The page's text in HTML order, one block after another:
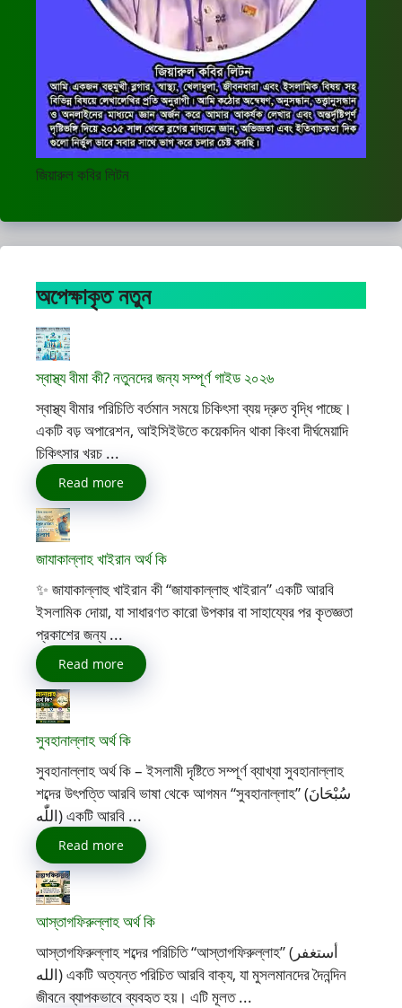
জিয়ারুল কবির লিটন
অপেক্ষাকৃত নতুন
স্বাস্থ্য বীমা কী? নতুনদের জন্য সম্পূর্ণ গাইড ২০২৬
স্বাস্থ্য বীমার পরিচিতি বর্তমান সময়ে চিকিৎসা ব্যয় দ্রুত বৃদ্ধি পাচ্ছে।
একটি বড় অপারেশন, আইসিইউতে কয়েকদিন থাকা কিংবা দীর্ঘমেয়াদি
চিকিৎসার খরচ ...
Read more
জাযাকাল্লাহ খাইরান অর্থ কি
✨ জাযাকাল্লাহু খাইরান কী “জাযাকাল্লাহু খাইরান” একটি আরবি
ইসলামিক দোয়া, যা সাধারণত কারো উপকার বা সাহায্যের পর কৃতজ্ঞতা
প্রকাশের জন্য ...
Read more
সুবহানাল্লাহ অর্থ কি
সুবহানাল্লাহ অর্থ কি – ইসলামী দৃষ্টিতে সম্পূর্ণ ব্যাখ্যা সুবহানাল্লাহ
শব্দের উৎপত্তি আরবি ভাষা থেকে আগমন “সুবহানাল্লাহ” (سُبْحَانَ
اللّٰه) একটি আরবি ...
Read more
আস্তাগফিরুল্লাহ অর্থ কি
আস্তাগফিরুল্লাহ শব্দের পরিচিতি “আস্তাগফিরুল্লাহ” (أستغفر
الله) একটি অত্যন্ত পরিচিত আরবি বাক্য, যা মুসলমানদের দৈনন্দিন
জীবনে ব্যাপকভাবে ব্যবহৃত হয়। এটি মূলত ...